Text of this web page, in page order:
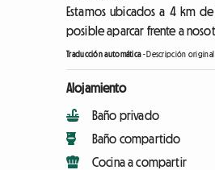
Estamos ubicados a 4 km
posible aparcar frente a
Traducción automática-Descripción original
Alojamiento
Baño privado
Baño compartido
Cocina a compartir